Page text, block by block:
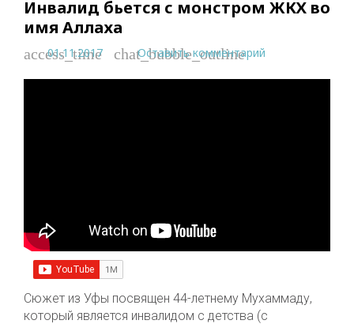
Инвалид бьется с монстром ЖКХ во
имя Аллаха
access_time
01.11.2017 chat_bubble_outline
Оставить комментарий
Сюжет из Уфы посвящен 44-летнему Мухаммаду,
который является инвалидом с детства (с